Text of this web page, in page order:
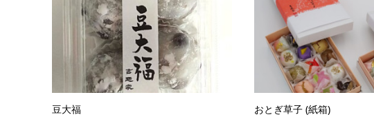
豆大福 おとぎ草子 (紙箱)